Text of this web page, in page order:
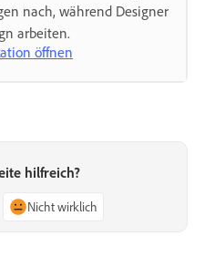
nach, während Designer
arbeiten.
öffnen
hilfreich?
Nicht wirklich